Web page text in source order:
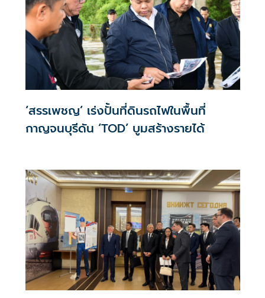
‘สรรเพชญ’ เร่งปั้นที่ดินรถไฟในพื้นที่
กาญจนบุรีดัน ‘TOD’ บูมสร้างรายได้